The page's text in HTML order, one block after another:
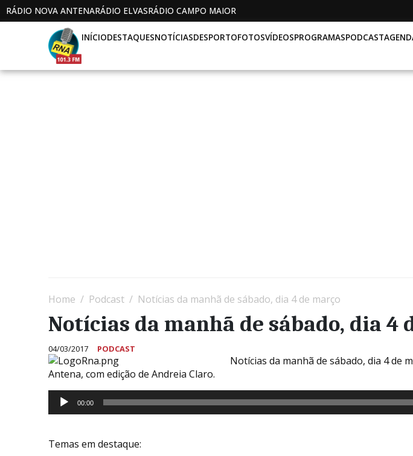
RÁDIO NOVA ANTENARÁDIO ELVASRÁDIO CAMPO MAIOR
INÍCIODESTAQUESNOTÍCIASDESPORTOFOTOSVÍDEOSPROGRAMASPODCAST
Home Podcast Notícias da manhã de sábado, dia 4 de março
Notícias da manhã de sábado, dia 4
04/03/2017 PODCAST
Notícias da manhã de sábado, dia 4 de
Antena, com edição de Andreia Claro.
Reprodutor
00:00
Temas em destaque: